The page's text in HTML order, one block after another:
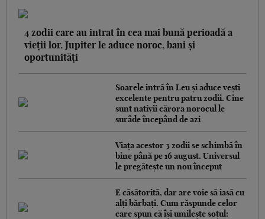
4 zodii care au intrat în cea mai bună perioadă a
vieții lor. Jupiter le aduce noroc, bani și
oportunități
Soarele intră în Leu și aduce vești
excelente pentru patru zodii. Cine
sunt nativii cărora norocul le
surâde începând de azi
Viața acestor 3 zodii se schimbă în
bine până pe 16 august. Universul
le pregătește un nou început
E căsătorită, dar are voie să iasă cu
alți bărbați. Cum răspunde celor
care spun că își umilește soțul: